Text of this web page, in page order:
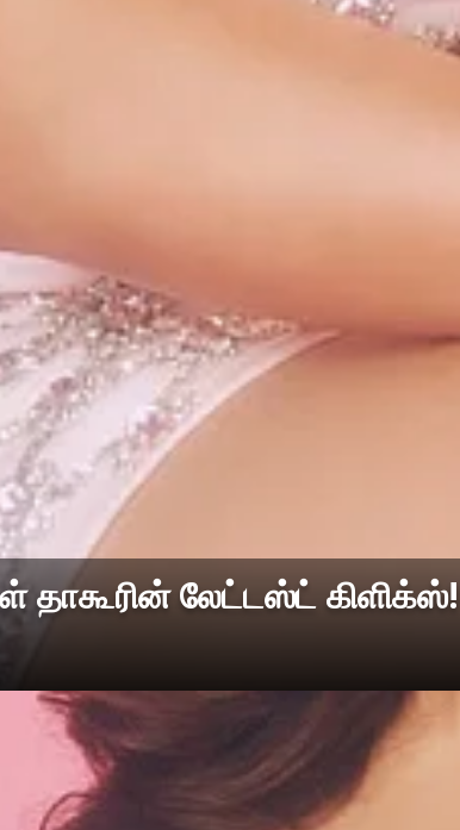
தாகூரின் லேட்டஸ்ட் கிளிக்ஸ்!